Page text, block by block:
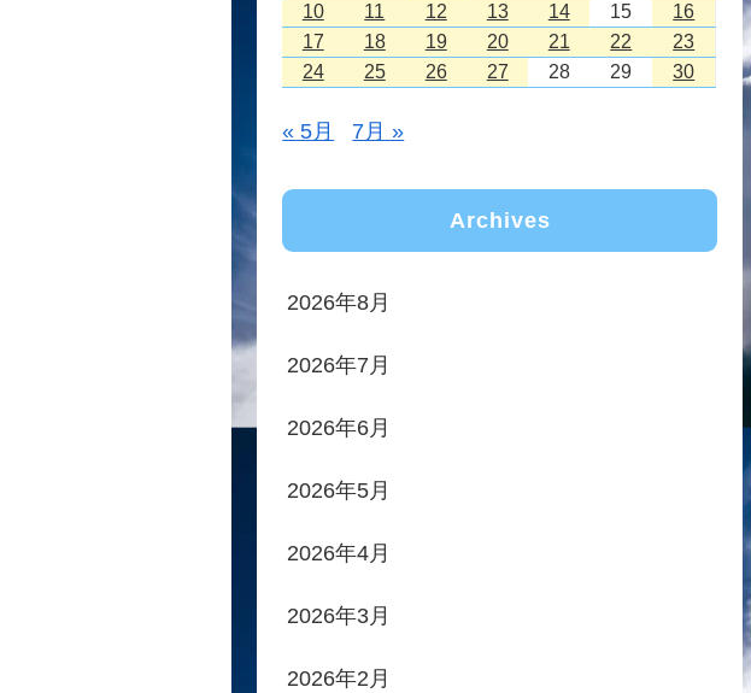
10
11 12 13 14 15
16
17
18 19 20 21 22
23
24
25 26 27 28 29 30
« 5月 7月 »
Archives
2026年8月
2026年7月
2026年6月
2026年5月
2026年4月
2026年3月
2026年2月